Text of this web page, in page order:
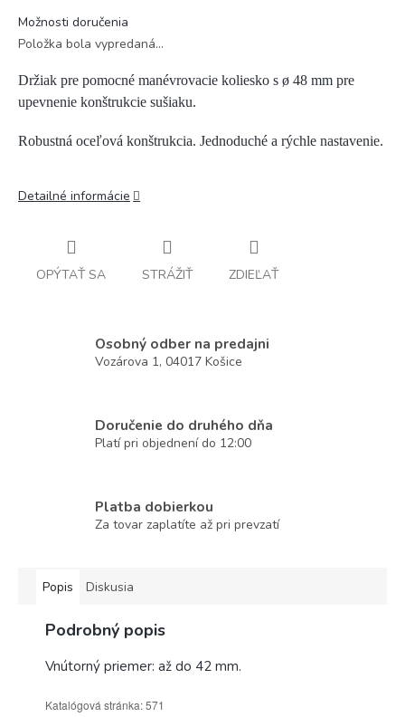
Možnosti doručenia
Položka bola vypredaná…
Držiak pre pomocné manévrovacie koliesko s ø 48 mm pre
upevnenie konštrukcie sušiaku.
Robustná oceľová konštrukcia. Jednoduché a rýchle nastavenie.
Detailné informácie
OPÝTAŤ SA STRÁŽIŤ ZDIEĽAŤ
Osobný odber na predajni
Vozárova 1, 04017 Košice
Doručenie do druhého dňa
Platí pri objednení do 12:00
Platba dobierkou
Za tovar zaplatíte až pri prevzatí
Popis Diskusia
Podrobný popis
Vnútorný priemer: až do 42 mm.
Katalógová stránka: 571